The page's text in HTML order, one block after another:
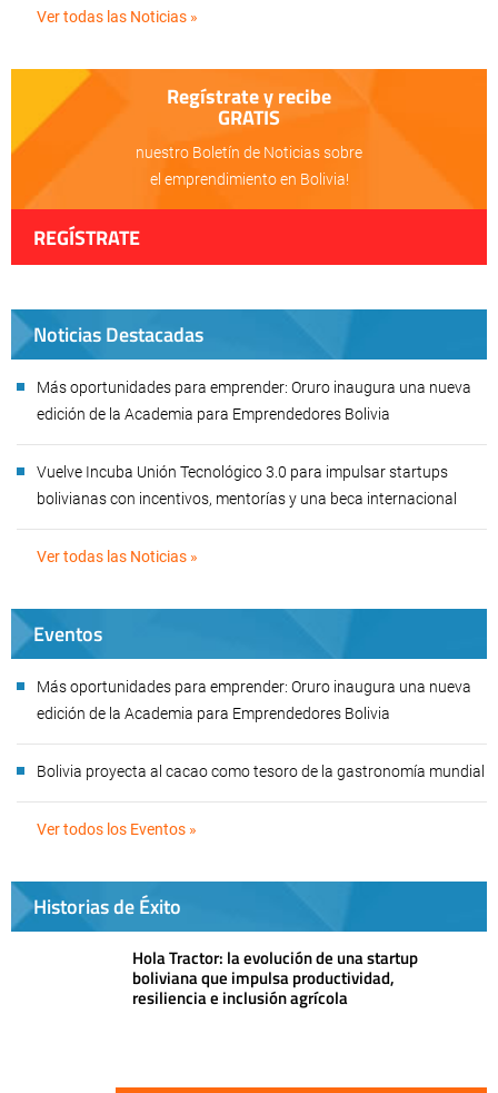
Ver todas las Noticias »
Regístrate y recibe
GRATIS
nuestro Boletín de Noticias sobre
el emprendimiento en Bolivia!
REGÍSTRATE
Noticias Destacadas
Más oportunidades para emprender: Oruro inaugura una nueva
edición de la Academia para Emprendedores Bolivia
Vuelve Incuba Unión Tecnológico 3.0 para impulsar startups
bolivianas con incentivos, mentorías y una beca internacional
Ver todas las Noticias »
Eventos
Más oportunidades para emprender: Oruro inaugura una nueva
edición de la Academia para Emprendedores Bolivia
Bolivia proyecta al cacao como tesoro de la gastronomía mundial
Ver todos los Eventos »
Historias de Éxito
Hola Tractor: la evolución de una startup
boliviana que impulsa productividad,
resiliencia e inclusión agrícola